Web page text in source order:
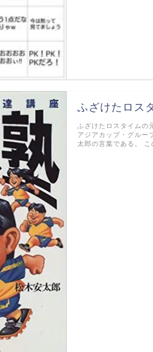
ふざけたロス
ふざけたロスタイム
アジアカップ・グルー
太郎の言葉である。